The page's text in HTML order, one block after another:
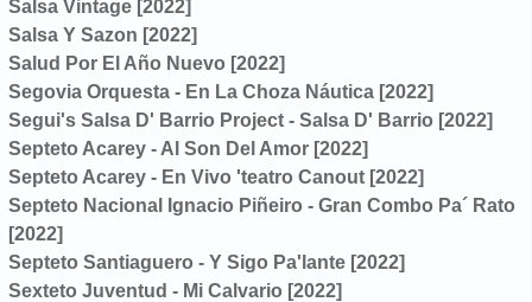
Salsa Vintage [2022]
Salsa Y Sazon [2022]
Salud Por El Año Nuevo [2022]
Segovia Orquesta - En La Choza Náutica [2022]
Segui's Salsa D' Barrio Project - Salsa D' Barrio [2022]
Septeto Acarey - Al Son Del Amor [2022]
Septeto Acarey - En Vivo 'teatro Canout [2022]
Septeto Nacional Ignacio Piñeiro - Gran Combo Pa´ Rato
[2022]
Septeto Santiaguero - Y Sigo Pa'lante [2022]
Sexteto Juventud - Mi Calvario [2022]